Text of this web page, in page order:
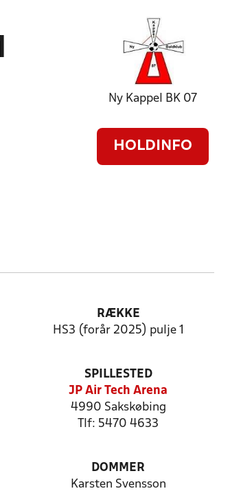
Ny Kappel BK 07
HOLDINFO
RÆKKE
HS3 (forår 2025) pulje 1
SPILLESTED
JP Air Tech Arena
4990 Sakskøbing
Tlf: 5470 4633
DOMMER
Karsten Svensson